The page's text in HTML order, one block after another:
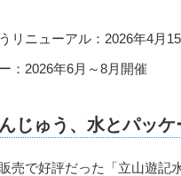
リニューアル：2026年4月
：2026年6月～8月開催
じゅう、水とパッ
売で好評だった「立山遊記